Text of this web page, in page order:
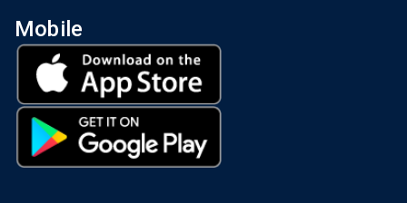
Mobile